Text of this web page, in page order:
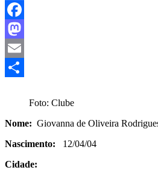
Facebook
Mastodon
Email
Foto: Clube
Nome: Giovanna de
Nascimento: 12/04/04
Cidade: